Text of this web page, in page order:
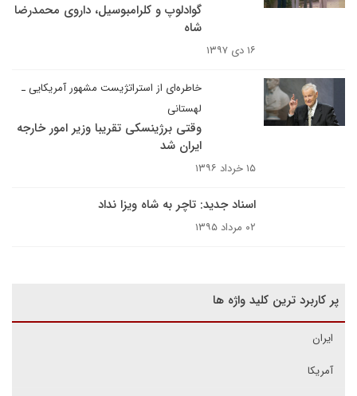
گوادلوپ و کلرامبوسیل، داروی محمدرضا
شاه
۱۶ دی ۱۳۹۷
خاطره‌ای از استراتژیست مشهور آمریکایی ـ
لهستانی
وقتی برژینسکی تقریبا وزیر امور خارجه
ایران شد
۱۵ خرداد ۱۳۹۶
اسناد جدید: تاچر به شاه ویزا نداد
۰۲ مرداد ۱۳۹۵
پر کاربرد ترین کلید واژه ها
ایران
آمریکا